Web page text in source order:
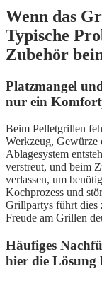
Wenn das
Typische
Zubehör
Platzmangel
nur ein
Beim Pelletgrillen
Werkzeug, Gewürze
Ablagesystem
verstreut, und beim
verlassen, um
Kochprozess und
Grillpartys führt dies
Freude am Grillen
Häufiges
hier die Lösung